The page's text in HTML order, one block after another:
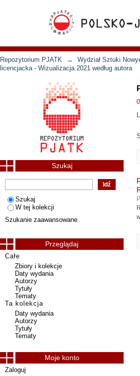
Repozytorium PJATK →
Wydział Sztuki
licencjacka - Wizualizacja 2021 według autora
Szukaj
Szukaj
W tej kolekcji
Szukanie zaawansowane
Przeglądaj
Całe
Zbiory i kolekcje
Daty wydania
Autorzy
Tytuły
Tematy
Ta kolekcja
Daty wydania
Autorzy
Tytuły
Tematy
Moje konto
Zaloguj